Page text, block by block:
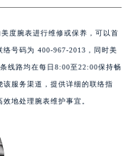
度腕表进行维修或保养，可以首
号码为 400-967-2013，同时美
线路均在每日8:00至22:00保持畅
服务渠道，提供详细的联络指
地处理腕表维护事宜。